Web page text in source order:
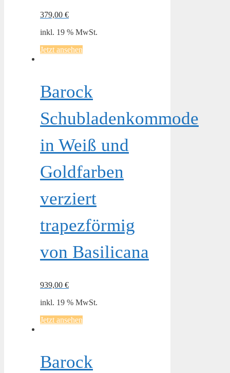
379,00 €
inkl. 19 % MwSt.
Jetzt ansehen
Barock
Schubladenkommode
in Weiß und
Goldfarben
verziert
trapezförmig
von Basilicana
939,00 €
inkl. 19 % MwSt.
Jetzt ansehen
Barock